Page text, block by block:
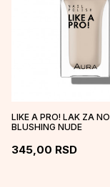
LIKE A PRO! LAK ZA
BLUSHING NUDE
345,00 RSD